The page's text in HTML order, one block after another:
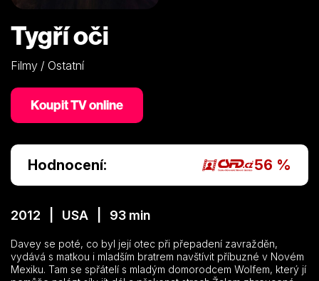
Tygří oči
Filmy / Ostatní
Koupit TV online
Hodnocení: 56 %
2012 | USA | 93 min
Davey se poté, co byl její otec při přepadení zavražděn,
vydává s matkou i mladším bratrem navštívit příbuzné v Novém
Mexiku. Tam se spřátelí s mladým domorodcem Wolfem, který jí